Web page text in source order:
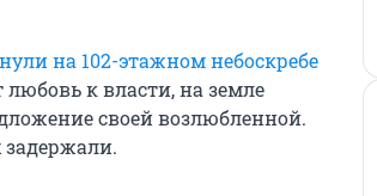
на 102-этажном небоскребе
к власти, на земле
своей возлюбленной.
задержали.